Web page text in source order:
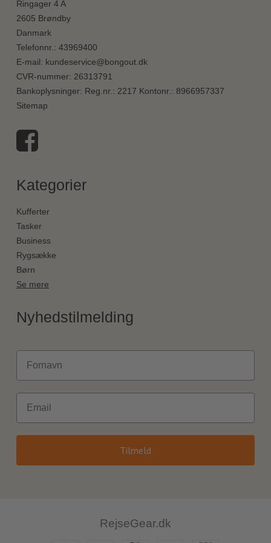
Ringager 4 A
2605 Brøndby
Danmark
Telefonnr.: 43969400
E-mail: kundeservice@bongout.dk
CVR-nummer: 26313791
Bankoplysninger: Reg.nr.: 2217 Kontonr.: 8966957337
Sitemap
Kategorier
Kufferter
Tasker
Business
Rygsække
Børn
Se mere
Nyhedstilmelding
Fornavn
Email
Tilmeld
RejseGear.dk